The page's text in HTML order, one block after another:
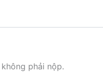
phải nộp.